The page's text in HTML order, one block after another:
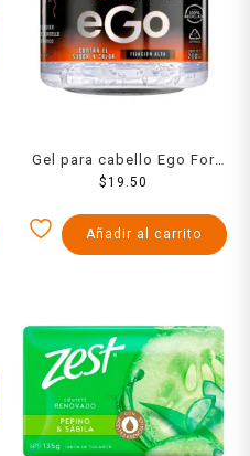
Gel para cabello Ego For
Men attraction 200 ml
$19.50
Añadir al carrito